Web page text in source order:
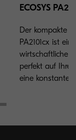
ECOSYS
Der kompakte
PA2101cx ist
wirtschaftlicher
perfekt auf
eine konstante